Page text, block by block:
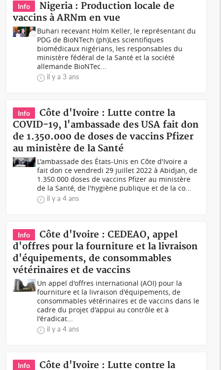
Info
Nigeria : Production locale de
vaccins à ARNm en vue
Buhari recevant Holm Keller, le représentant du
PDG de BioNTech (ph)Les scientifiques
biomédicaux nigérians, les responsables du
ministère fédéral de la Santé et la société
allemande BioNTec...
il y a 3 ans
Info
Côte d'Ivoire : Lutte contre la
COVID-19, l'ambassade des USA fait don
de 1.350.000 de doses de vaccins Pfizer
au ministère de la Santé
L'ambassade des États-Unis en Côte d'Ivoire a
fait don ce vendredi 29 juillet 2022 à Abidjan, de
1.350.000 doses de vaccins Pfizer au ministère
de la Santé, de l'hygiène publique et de la co...
il y a 4 ans
Info
Côte d'Ivoire : CEDEAO, appel
d'offres pour la fourniture et la livraison
d'équipements, de consommables
vétérinaires et de vaccins
Un appel d'offres international (AOI) pour la
fourniture et la livraison d'équipements, de
consommables vétérinaires et de vaccins dans le
cadre du projet d'appui au contrôle et à
l'éradicat...
il y a 4 ans
Info Côte d'Ivoire : Lutte contre la